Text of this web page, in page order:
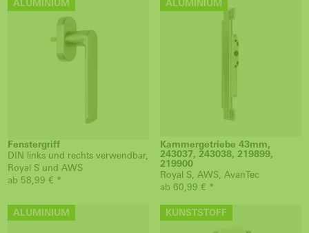
ALUMINIUM
Fenstergriff
DIN links und rechts verwendbar,
Royal S und AWS
ab 58,99 € *
ALUMINIUM
Kammergetriebe 43mm,
243037, 243038, 219899,
219900
Royal S, AWS, AvanTec
ab 60,99 € *
ALUMINIUM KUNSTSTOFF